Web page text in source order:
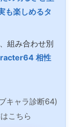
も楽しめるタ
組み合わせ別
相性
キャラ診断64)
こちら